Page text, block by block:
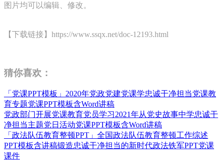
图片均可以编辑、修改。
【下载链接】https://www.ssqx.net/doc-12193.html
猜你喜欢：
「党课PPT模板」2020年党政党建党课学忠诚干净担当党课教
育专题党课PPT模板含Word讲稿
党政部门开展党课教育党员学习2021年从党史故事中学忠诚干
净担当主题党日活动党课PPT模板含Word讲稿
「政法队伍教育整顿PPT」全国政法队伍教育整顿工作综述
PPT模板含讲稿锻造忠诚干净担当的新时代政法铁军PPT党课
课件